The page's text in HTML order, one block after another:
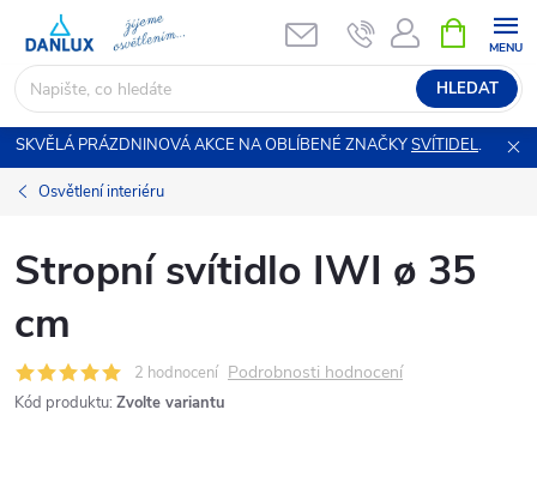
obsah
HLEDAT
NÁKUPNÍ
KOŠÍK
SKVĚLÁ PRÁZDNINOVÁ AKCE NA OBLÍBENÉ ZNAČKYSVÍTIDEL.
Osvětlení interiéru
Stropní svítidlo IWI ø 35
cm
2 hodnocení Podrobnosti hodnocení
Kód produktu: Zvolte variantu